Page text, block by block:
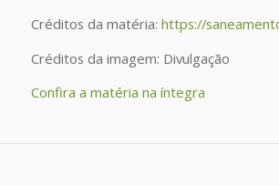
Créditos da matéria: https://
Créditos da imagem: Divulgação
Confira a matéria na íntegra